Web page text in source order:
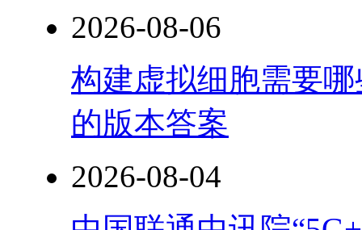
2026-08-06
构建虚拟细胞需要
的版本答案
2026-08-04